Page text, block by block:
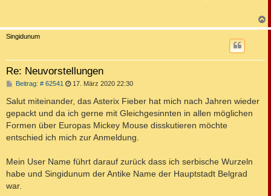
a
Singidunum
Re: Neuvorstellungen
Beitrag: # 62541 B
i
t
r
a
g
17. März 2020 22:30
Salut miteinander, das Asterix Fieber hat mich nach Jahren wieder
gepackt und da ich gerne mit Gleichgesinnten in allen möglichen
Formen über Europas Mickey Mouse disskutieren möchte
entschied ich mich zur Anmeldung.
Mein User Name führt darauf zurück dass ich serbische Wurzeln
habe und Singidunum der Antike Name der Hauptstadt Belgrad
war.